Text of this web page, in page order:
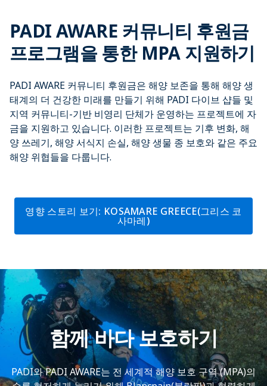
PADI AWARE 커뮤니티 후원금
프로그램을 통한 MPA 지원하기
PADI AWARE 커뮤니티 후원금은 해양 보존을 통해 해양 생
태계의 더 건강한 미래를 만들기 위해 PADI 다이브 샵들 및
지역 커뮤니티-기반 비영리 단체가 운영하는 프로젝트에 자
금을 지원하고 있습니다. 이러한 프로젝트는 기후 변화, 해
양 쓰레기, 해양 서식지 손실, 해양 생물 종 보호와 같은 주요
해양 위협들을 다룹니다.
영향 스토리 보기: KOSAMARE GREECE(그리스 코
사마레)
함께 바다 보호하기
PADI와 PADI AWARE는 전 세계적 해양 보호 구역 (MPA)의